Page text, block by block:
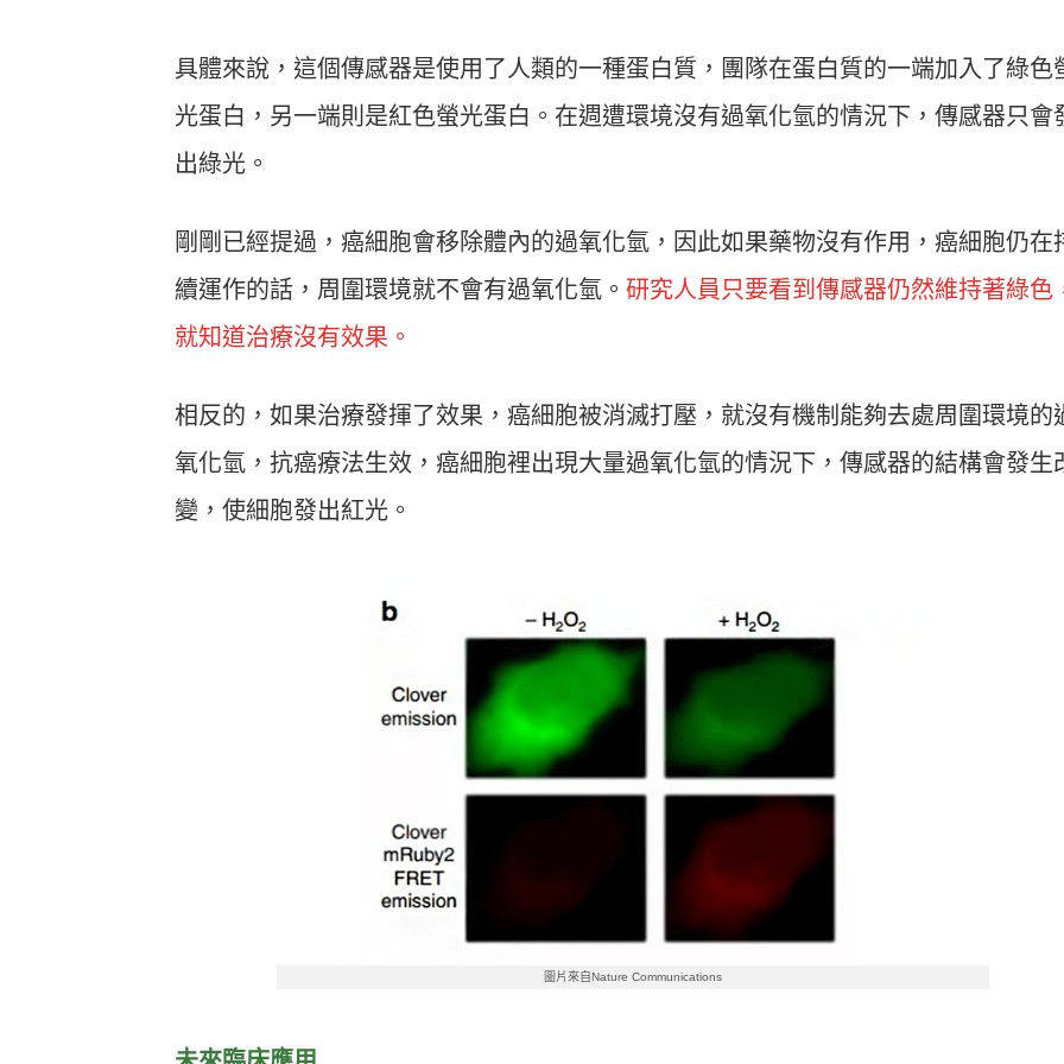
具體來說，這個傳感器是使用了人類的一種蛋白質，團隊在蛋白質的一端加入了綠色
光蛋白，另一端則是紅色螢光蛋白。在週遭環境沒有過氧化氫的情況下，傳感器只會
出綠光。
剛剛已經提過，癌細胞會移除體內的過氧化氫，因此如果藥物沒有作用，癌細胞仍在
續運作的話，周圍環境就不會有過氧化氫。 研究人員只要看到傳感器仍然維持著綠色
就知道治療沒有效果。
相反的，如果治療發揮了效果，癌細胞被消滅打壓，就沒有機制能夠去處周圍環境的
氧化氫，抗癌療法生效，癌細胞裡出現大量過氧化氫的情況下，傳感器的結構會發生
變，使細胞發出紅光。
圖片來自Nature Communications